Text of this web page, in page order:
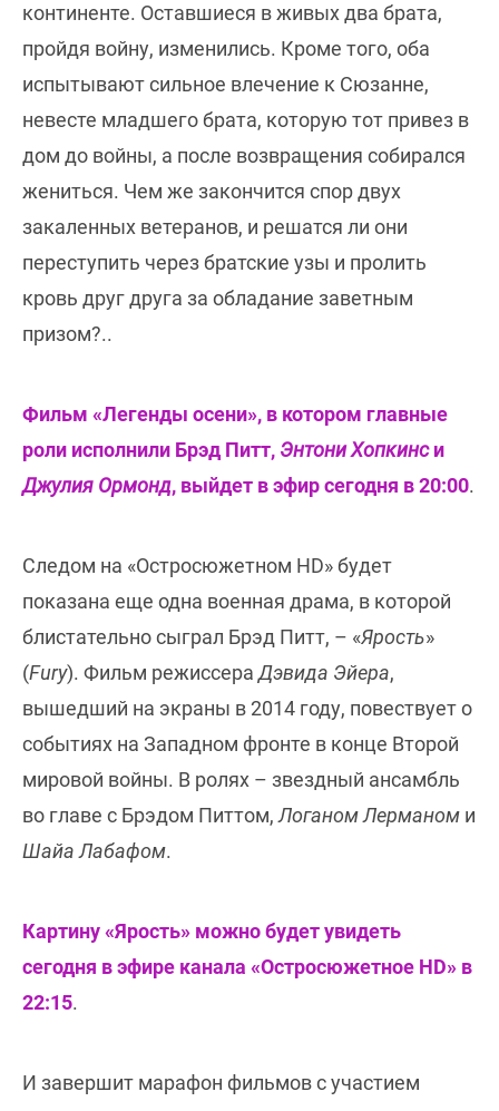
континенте. Оставшиеся в живых два брата,
пройдя войну, изменились. Кроме того, оба
испытывают сильное влечение к Сюзанне,
невесте младшего брата, которую тот привез в
дом до войны, а после возвращения собирался
жениться. Чем же закончится спор двух
закаленных ветеранов, и решатся ли они
переступить через братские узы и пролить
кровь друг друга за обладание заветным
призом?..
Фильм «Легенды осени», в котором главные
роли исполнили Брэд Питт, Энтони Хопкинси
Джулия Ормонд, выйдет в эфир сегодня в 20:00.
Следом на «Остросюжетном HD» будет
показана еще одна военная драма, в которой
блистательно сыграл Брэд Питт, – «Ярость»
(Fury). Фильм режиссераДэвида Эйера,
вышедший на экраны в 2014 году, повествует о
событиях на Западном фронте в конце Второй
мировой войны. В ролях – звездный ансамбль
во главе с Брэдом Питтом,Логаном Лерманом и
Шайа Лабафом.
Картину «Ярость» можно будет увидеть
сегодня в эфире канала «Остросюжетное HD» в
22:15.
И завершит марафон фильмов с участием